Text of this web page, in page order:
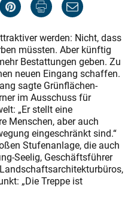
werden: Nicht, dass
müssten. Aber künftig
Bestattungen geben. Zu
neuen Eingang schaffen.
sagte Grünflächen-
im Ausschuss für
„Er stellt eine
Menschen, aber auch
eingeschränkt sind.“
Stufenanlage, die auch
Seelig, Geschäftsführer
„Die Treppe ist